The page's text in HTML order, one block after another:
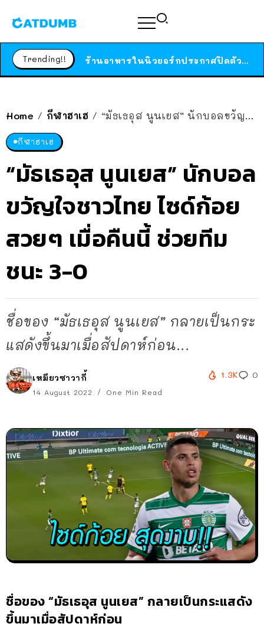
Trending!!
Home / กีฬาฮาเฮ / “มัธเธอุส นูนเยส” นักบอลขวัญใจชาวไทย ไซด์ก้อยสวยๆ เมื่อคืนนี้ ช่วยทีมชนะ 3-0
กีฬาฮาเฮ
“มัธเธอุส นูนเยส” นักบอล
ขวัญใจชาวไทย ไซด์ก้อย
สวยๆ เมื่อคืนนี้ ช่วยทีม
ชนะ 3-0
ชื่อของ “มัธเธอุส นูนเยส” กลายเป็นกระ
แสดังขึ้นมาเมื่อสัปดาห์ก่อน...
เหมียวซาวากี้
14 August 2022 One Min Read
1.3K 0
ชื่อของ “มัธเธอุส นูนเยส” กลายเป็นกระแสดัง
ขึ้นมาเมื่อสัปดาห์ก่อน